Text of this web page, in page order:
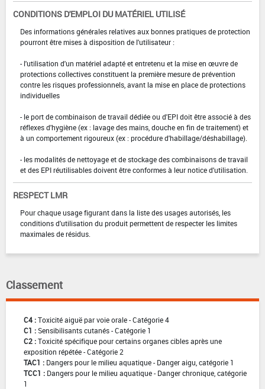
CONDITIONS D'EMPLOI DU MATÉRIEL UTILISÉ
Des informations générales relatives aux bonnes pratiques de protection
pourront être mises à disposition de l'utilisateur :
- l'utilisation d'un matériel adapté et entretenu et la mise en œuvre de
protections collectives constituent la première mesure de prévention
contre les risques professionnels, avant la mise en place de protections
individuelles
- le port de combinaison de travail dédiée ou d'EPI doit être associé à des
réflexes d'hygiène (ex : lavage des mains, douche en fin de traitement) et
à un comportement rigoureux (ex : procédure d'habillage/déshabillage).
- les modalités de nettoyage et de stockage des combinaisons de travail
et des EPI réutilisables doivent être conformes à leur notice d'utilisation.
RESPECT LMR
Pour chaque usage figurant dans la liste des usages autorisés, les
conditions d'utilisation du produit permettent de respecter les limites
maximales de résidus.
Classement
C4 :Toxicité aiguë par voie orale - Catégorie 4
C1 :Sensibilisants cutanés - Catégorie 1
C2 :Toxicité spécifique pour certains organes cibles après une
exposition répétée - Catégorie 2
TAC1 : Dangers pour le milieu aquatique - Danger aigu, catégorie 1
TCC1 : Dangers pour le milieu aquatique - Danger chronique, catégorie
1